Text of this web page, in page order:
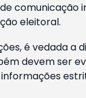
eleitoral.
é vedada a
devem ser